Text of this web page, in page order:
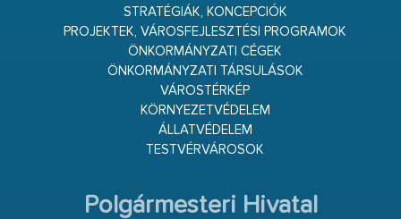
STRATÉGIÁK, KONCEPCIÓK
PROJEKTEK, VÁROSFEJLESZTÉSI PROGRAMOK
ÖNKORMÁNYZATI CÉGEK
ÖNKORMÁNYZATI TÁRSULÁSOK
VÁROSTÉRKÉP
KÖRNYEZETVÉDELEM
ÁLLATVÉDELEM
TESTVÉRVÁROSOK
Polgármesteri Hivatal